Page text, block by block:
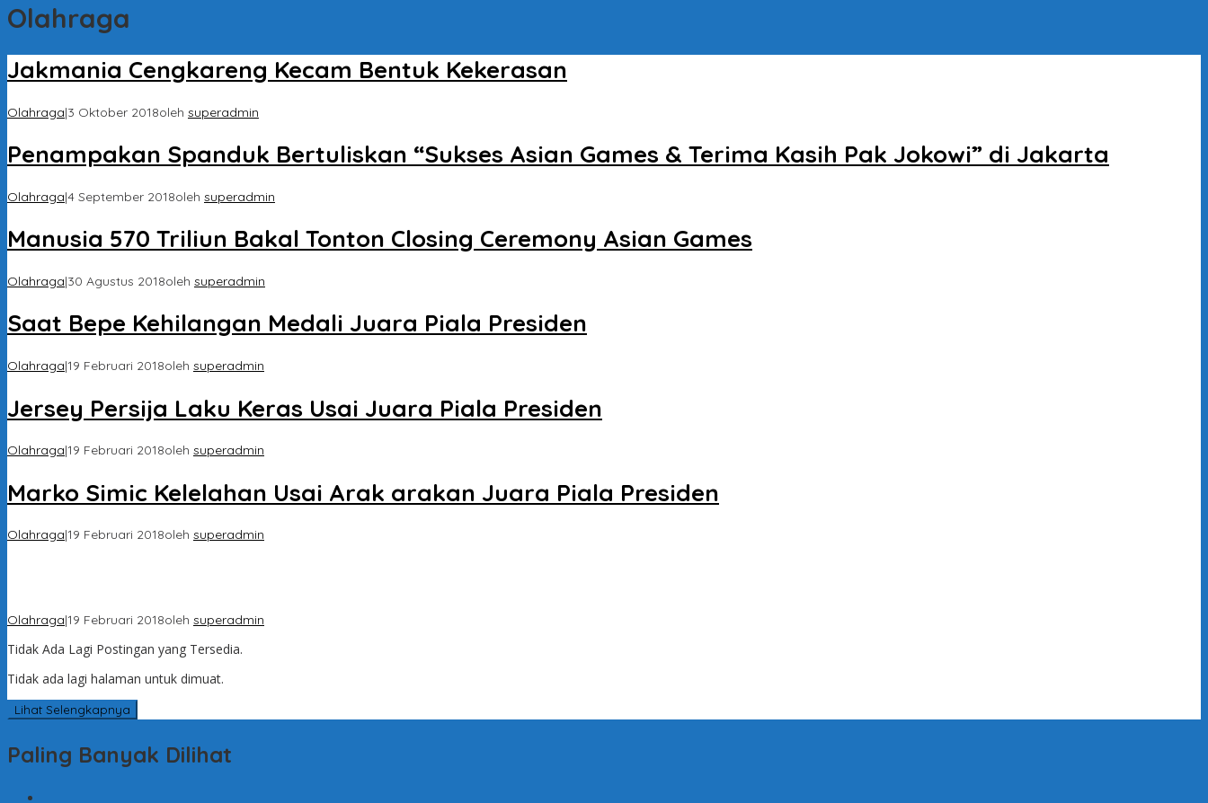
Olahraga
Jakmania Cengkareng Kecam Bentuk Kekerasan
Olahraga|3 Oktober 2018oleh superadmin
Penampakan Spanduk Bertuliskan “Sukses Asian Games & Terima Kasih Pak Jokowi” di Jakarta
Olahraga|4 September 2018oleh superadmin
Manusia 570 Triliun Bakal Tonton Closing Ceremony Asian Games
Olahraga|30 Agustus 2018oleh superadmin
Saat Bepe Kehilangan Medali Juara Piala Presiden
Olahraga|19 Februari 2018oleh superadmin
Jersey Persija Laku Keras Usai Juara Piala Presiden
Olahraga|19 Februari 2018oleh superadmin
Marko Simic Kelelahan Usai Arak arakan Juara Piala Presiden
Olahraga|19 Februari 2018oleh superadmin
Olahraga|19 Februari 2018oleh superadmin
Tidak Ada Lagi Postingan yang Tersedia.
Tidak ada lagi halaman untuk dimuat.
Lihat Selengkapnya
Paling Banyak Dilihat